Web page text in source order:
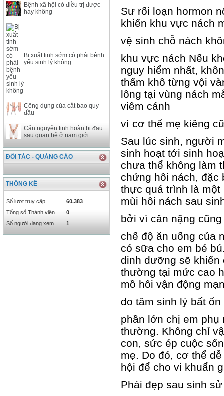
Bệnh xã hội có điều trị được
hay không
Bị xuất tinh sớm có phải bệnh
yếu sinh lý không
Công dụng của cắt bao quy
đầu
Căn nguyên tinh hoàn bị đau
sau quan hệ ở nam giới
ĐỐI TÁC - QUẢNG CÁO
THỐNG KÊ
Số lượt truy cập
60.383
Tổng số Thành viên
0
Số người đang xem
1
Sư rối loạn hormon
khiến khu vực nách
vệ sinh chỗ nách
khu vực nách Nếu
nguy hiểm nhất,
thấm khô từng vội
lông tại vùng nách
viêm cánh
vì cơ thể mẹ kiêng
Sau lúc sinh, người
sinh hoạt tới sinh
chưa thể không làm
chứng hôi nách, đặc
thực quá trình là
mùi hôi nách sau
bởi vì cân nặng
chế độ ăn uống của
có sữa cho em bé
dinh dưỡng sẽ khiến
thường tại mức cao
mồ hôi vận động
do tâm sinh lý bất ổn
phần lớn chị em
thường. Không chỉ
con, sức ép cuộc
mẹ. Do đó, cơ thể
hội để cho vi khuẩn
Phái đẹp sau sinh